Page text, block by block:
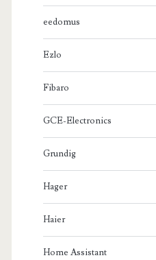
eedomus
Ezlo
Fibaro
GCE-Electronics
Grundig
Hager
Haier
Home Assistant